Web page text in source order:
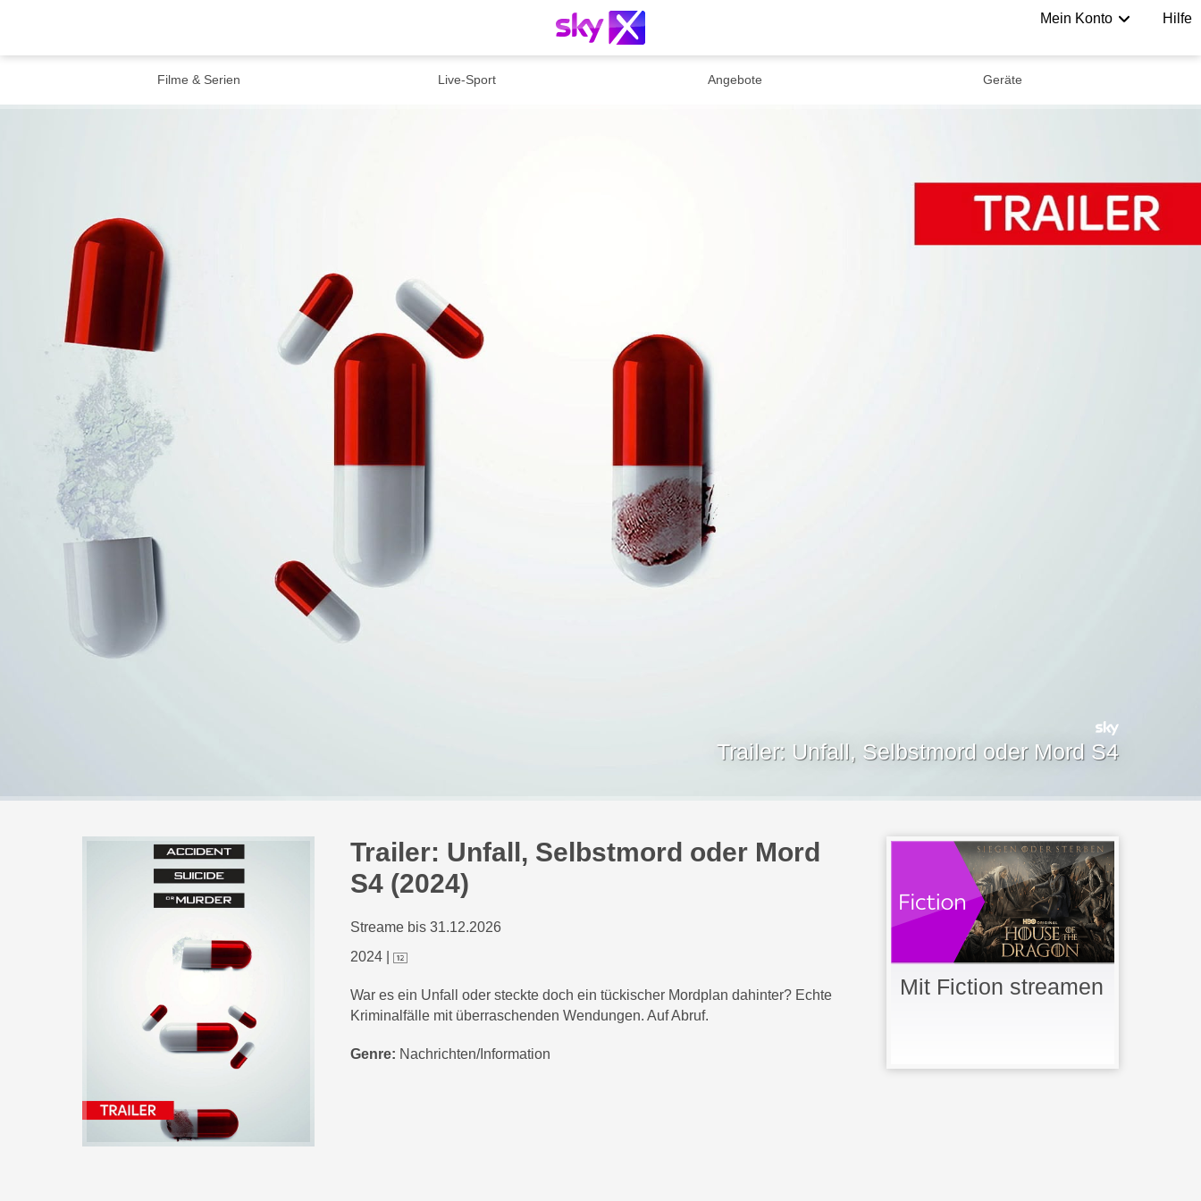
Mein Konto Hilfe
Filme & Serien Live-Sport Angebote Geräte
Trailer: Unfall, Selbstmord oder Mord S4
Trailer: Unfall, Selbstmord oder Mord
S4 (2024)
Streame bis 31.12.2026
2024
War es ein Unfall oder steckte doch ein tückischer Mordplan dahinter? Echte
Kriminalfälle mit überraschenden Wendungen. Auf Abruf.
Genre: Nachrichten/Information
Mit Fiction streamen